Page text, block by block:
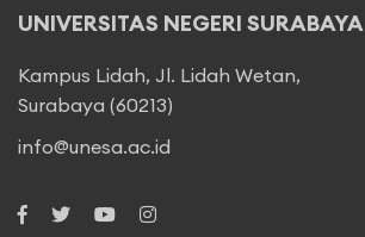
UNIVERSITAS NEGERI SURABAYA
Kampus Lidah, Jl. Lidah Wetan,
Surabaya (60213)
info@unesa.ac.id